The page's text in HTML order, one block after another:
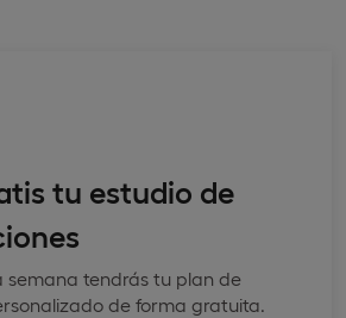
tu estudio de
semana tendrás tu plan de
de forma gratuita.